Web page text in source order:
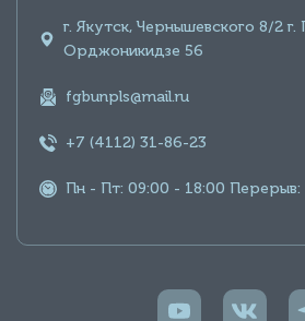
г. Якутск, Чернышевского 8/2 г.
Орджоникидзе 56
fgbunpls@mail.ru
+7 (4112) 31-86-23
Пн - Пт: 09:00 - 18:00 Перерыв: